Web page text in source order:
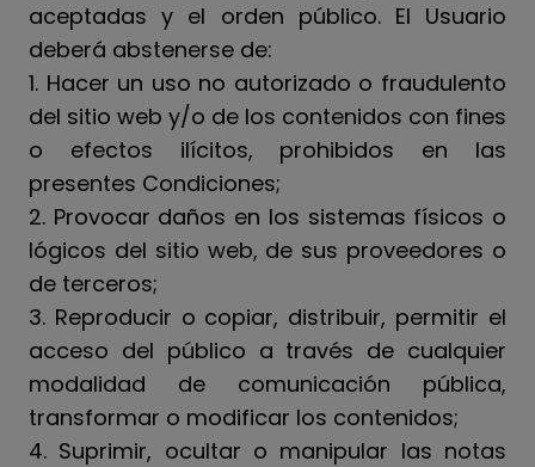
aceptadas y el orden público. El Usuario
deberá abstenerse de:
1. Hacer un uso no autorizado o fraudulento
del sitio web y/o de los contenidos con fines
o efectos ilícitos, prohibidos en las
presentes Condiciones;
2. Provocar daños en los sistemas físicos o
lógicos del sitio web, de sus proveedores o
de terceros;
3. Reproducir o copiar, distribuir, permitir el
acceso del público a través de cualquier
modalidad de comunicación pública,
transformar o modificar los contenidos;
4. Suprimir, ocultar o manipular las notas